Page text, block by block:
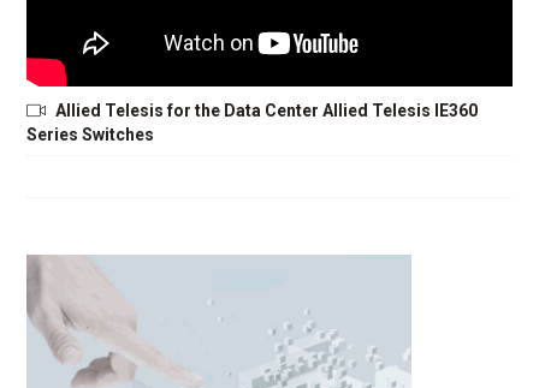
Allied Telesis for the Data Center Allied Telesis IE360
Series Switches